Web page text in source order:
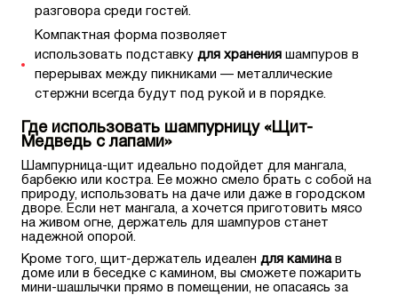
разговора среди гостей.
Компактная форма позволяет
использовать подставку для хранения шампуров в
перерывах между пикниками — металлические
стержни всегда будут под рукой и в порядке.
Где использовать шампурницу «Щит-
Медведь с лапами»
Шампурница-щит идеально подойдет для мангала,
барбекю или костра. Ее можно смело брать с собой на
природу, использовать на даче или даже в городском
дворе. Если нет мангала, а хочется приготовить мясо
на живом огне, держатель для шампуров станет
надежной опорой.
Кроме того, щит-держатель идеален для каминав
доме или в беседке с камином, вы сможете пожарить
мини-шашлычки прямо в помещении, не опасаясь за